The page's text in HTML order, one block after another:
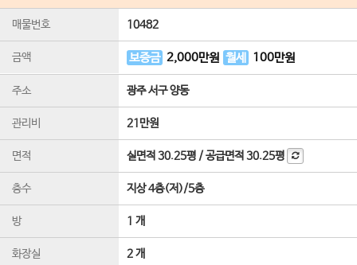
매물번호 10482
금액 보증금 2,000만원 월세 100만원
주소 광주 서구 양동
관리비 21만원
면적 실면적30.25평 /공급면적30.25평
층수 지상 4층(저)/5층
방 1 개
화장실 2 개